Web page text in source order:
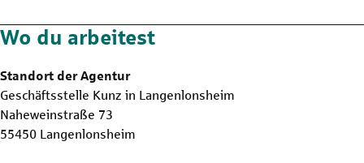
Wo du arbeitest
Standort der Agentur
Geschäftsstelle Kunz in Langenlonsheim
Naheweinstraße 73
55450 Langenlonsheim